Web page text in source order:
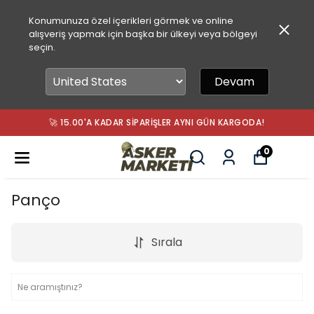
Konumunuza özel içerikleri görmek ve online
alışveriş yapmak için başka bir ülkeyi veya bölgeyi
seçin.
Devam
🚀 15.00'A KADAR SIPARIŞLER AYNI GÜN KARGODA!
0
Panço
Sırala